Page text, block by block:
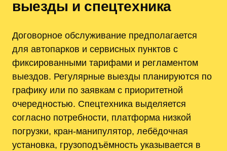
выезды и спецтехника
Договорное обслуживание предполагается
для автопарков и сервисных пунктов с
фиксированными тарифами и регламентом
выездов. Регулярные выезды планируются по
графику или по заявкам с приоритетной
очередностью. Спецтехника выделяется
согласно потребности, платформа низкой
погрузки, кран-манипулятор, лебёдочная
установка, грузоподъёмность указывается в